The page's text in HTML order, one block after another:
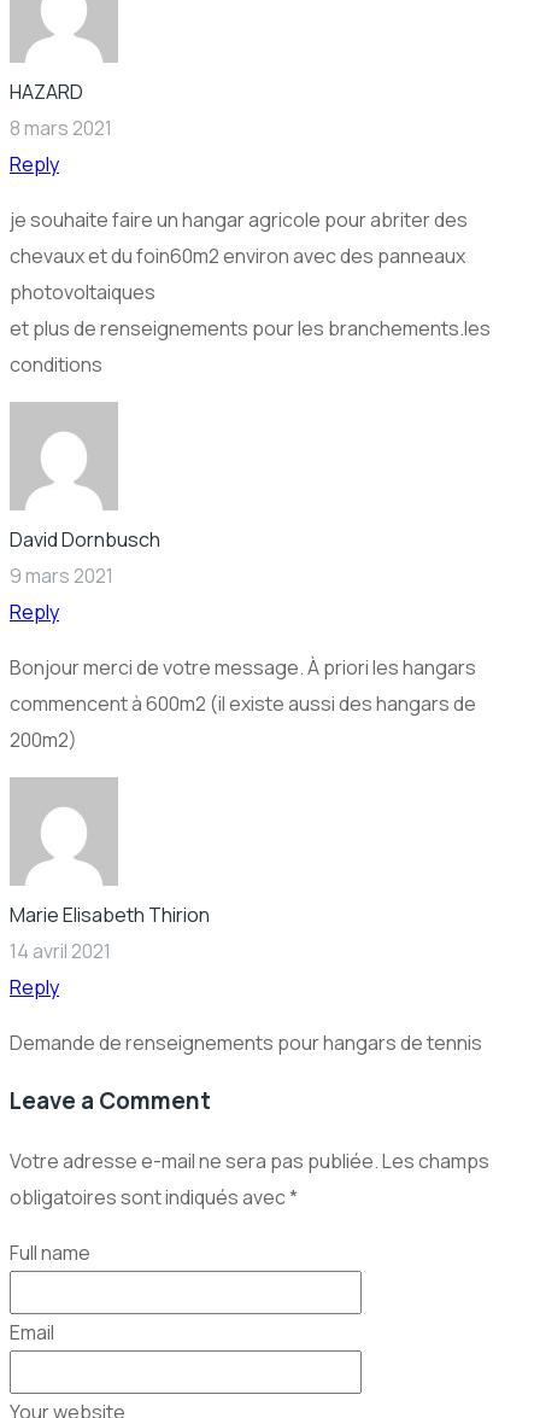
HAZARD
8 mars 2021
Reply
je souhaite faire un hangar agricole pour abriter des
chevaux et du foin60m2 environ avec des panneaux
photovoltaiques
et plus de renseignements pour les branchements.les
conditions
David Dornbusch
9 mars 2021
Reply
Bonjour merci de votre message. À priori les hangars
commencent à 600m2 (il existe aussi des hangars de
200m2)
Marie Elisabeth Thirion
14 avril 2021
Reply
Demande de renseignements pour hangars de tennis
Leave a Comment
Votre adresse e-mail ne sera pas publiée.Les champs
obligatoires sont indiqués avec*
Full name
Email
Your website